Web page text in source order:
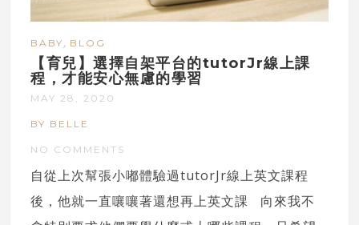
BABY , BLOG
【育兒】選擇自架平台的tutorJr線上課
程，才能安心無慮的學習
MAY 28, 2020
BY BELLE
NO COMMENTS
自從上次幫張小嘟體驗過tutorJr線上英文課程
後，他就一直嚷嚷著還想再上英文課 向來我不